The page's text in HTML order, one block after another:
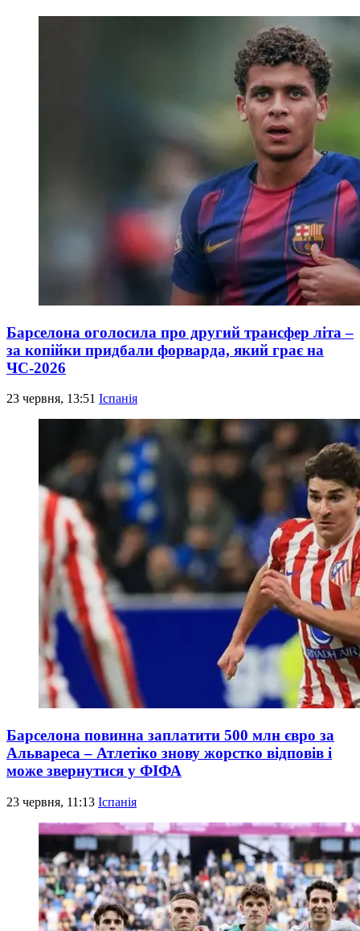
Барселона оголосила про другий трансфер літа –
за копійки придбали форварда, який грає на
ЧС-2026
23 червня, 13:51 Іспанія
Барселона повинна заплатити 500 млн євро за
Альвареса – Атлетіко знову жорстко відповів і
може звернутися у ФІФА
23 червня, 11:13 Іспанія